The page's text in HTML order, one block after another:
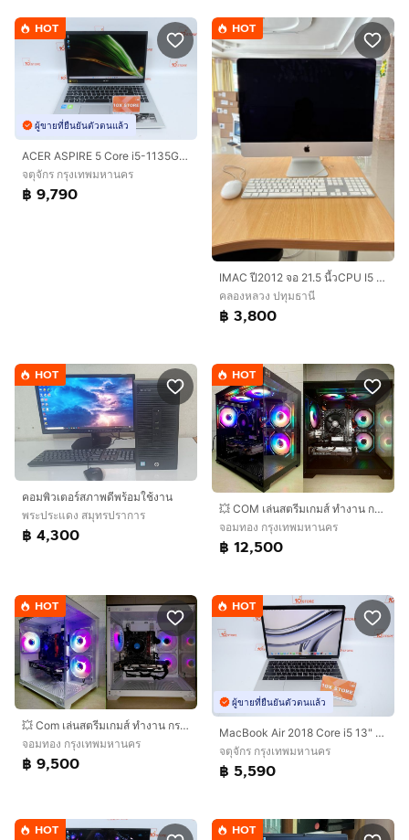
HOT
ผู้ขายที่ยืนยันตัวตนแล้ว
ACER ASPIRE 5 Core i5-1135G7 RAM16.512GB
จตุจักร กรุงเทพมหานคร
฿ 9,790
HOT
IMAC ปี2012 จอ 21.5 นี้วCPU I5 RAM 8 G HDD 1000G พร้อม เมาร์ คีย์บอร์ด MAC และ กล่อง
คลองหลวง ปทุมธานี
฿ 3,800
HOT
คอมพิวเตอร์สภาพดีพร้อมใช้งาน
พระประแดง สมุทรปราการ
฿ 4,300
HOT
💥 COM เล่นสตรีมเกมส์ ทำงาน กราฟิก 3D ตัดต่อ 💥
จอมทอง กรุงเทพมหานคร
฿ 12,500
HOT
💥 Com เล่นสตรีมเกมส์ ทำงาน กราฟิก 3D ตัดต่อ 💥 CPU I3 10105F + RX 570 OC 8 GB + RAM 16 GB + SSD 256 GB 💥
จอมทอง กรุงเทพมหานคร
฿ 9,500
HOT
ผู้ขายที่ยืนยันตัวตนแล้ว
MacBook Air 2018 Core i5 13" 8.128GB
จตุจักร กรุงเทพมหานคร
฿ 5,590
HOT HOT